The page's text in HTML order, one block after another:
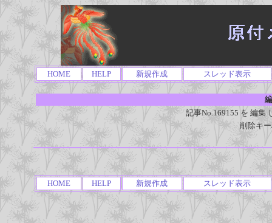
HOME HELP 新規作成 スレッド表示
記事No.169155 を 編集
削除キ
HOME HELP 新規作成 スレッド表示